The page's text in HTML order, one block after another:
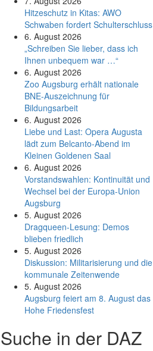
Hitzeschutz in Kitas: AWO
Schwaben fordert Schulterschluss
6. August 2026
„Schreiben Sie lieber, dass ich
Ihnen unbequem war …“
6. August 2026
Zoo Augsburg erhält nationale
BNE-Auszeichnung für
Bildungsarbeit
6. August 2026
Liebe und Last: Opera Augusta
lädt zum Belcanto-Abend im
Kleinen Goldenen Saal
6. August 2026
Vorstandswahlen: Kontinuität und
Wechsel bei der Europa-Union
Augsburg
5. August 2026
Dragqueen-Lesung: Demos
blieben friedlich
5. August 2026
Diskussion: Mi­li­ta­ri­sie­rung und die
kommunale Zeitenwende
5. August 2026
Augsburg feiert am 8. August das
Hohe Friedensfest
Suche in der DAZ